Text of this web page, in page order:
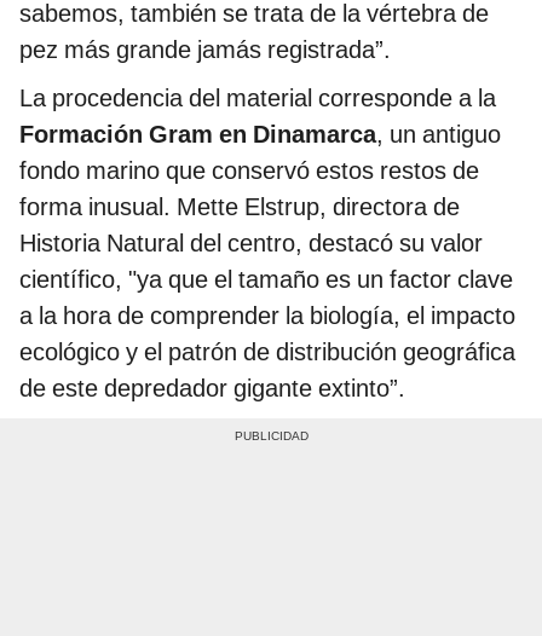
sabemos, también se trata de la vértebra de
pez más grande jamás registrada”.
La procedencia del material corresponde a la
Formación Gram en Dinamarca, un antiguo
fondo marino que conservó estos restos de
forma inusual. Mette Elstrup, directora de
Historia Natural del centro, destacó su valor
científico, "ya que el tamaño es un factor clave
a la hora de comprender la biología, el impacto
ecológico y el patrón de distribución geográfica
de este depredador gigante extinto”.